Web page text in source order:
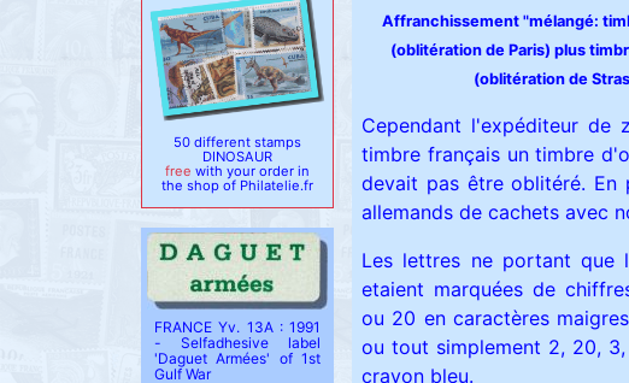
50 different stamps
DINOSAUR
free with your order in
the shop of Philatelie.fr
FRANCE Yv. 13A : 1991
- Selfadhesive label
'Daguet Armées' of 1st
Gulf War
Affranchissement "mélangé:
(oblitération de Paris) plus
(oblitération de
Cependant l'expéditeur
timbre français un timbre
devait pas être oblitéré. En
allemands de cachets avec
Les lettres ne portant que
etaient marquées de
ou 20 en caractères
ou tout simplement 2, 20,
crayon bleu.